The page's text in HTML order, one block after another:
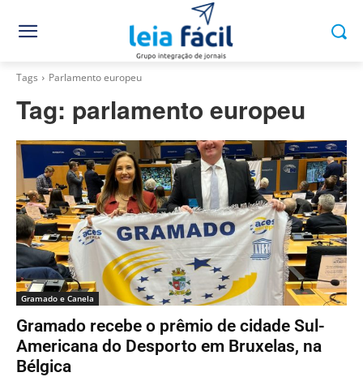
Tags Parlamento europeu
Tag: parlamento europeu
Gramado e Canela
Gramado recebe o prêmio de cidade Sul-
Americana do Desporto em Bruxelas, na
Bélgica